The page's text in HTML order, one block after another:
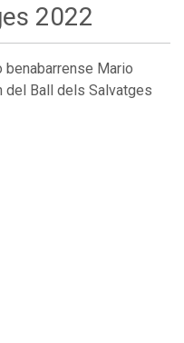
2022
Mario
del Ball dels Salvatges